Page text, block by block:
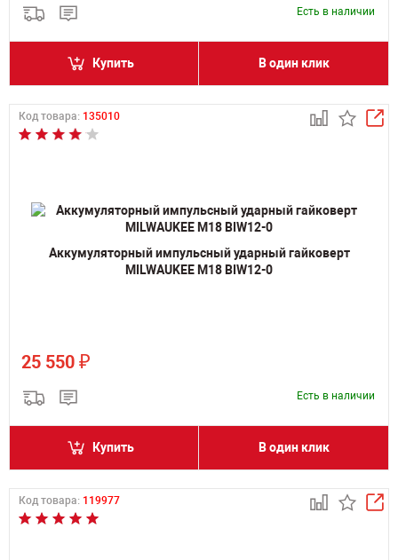
Есть в наличии
Купить В один клик
Код товара: 135010
Аккумуляторный импульсный ударный гайковерт
MILWAUKEE M18 BIW12-0
25 550 ₽
Есть в наличии
Купить В один клик
Код товара: 119977